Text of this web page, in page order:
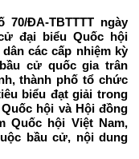
ĐA-TBTTTT ngày
đại biểu Quốc hội
các cấp nhiệm kỳ
cử quốc gia trân
thành phố tổ chức
biểu đạt giải trong
hội và Hội đồng
Quốc hội Việt Nam,
bầu cử, nội dung